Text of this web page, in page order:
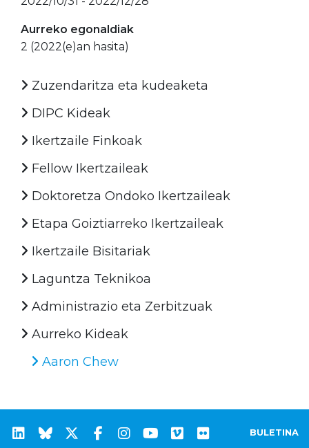
Aurreko egonaldiak
2 (2022(e)an hasita)
Zuzendaritza eta kudeaketa
DIPC Kideak
Ikertzaile Finkoak
Fellow Ikertzaileak
Doktoretza Ondoko Ikertzaileak
Etapa Goiztiarreko Ikertzaileak
Ikertzaile Bisitariak
Laguntza Teknikoa
Administrazio eta Zerbitzuak
Aurreko Kideak
Aaron Chew
BULETINA